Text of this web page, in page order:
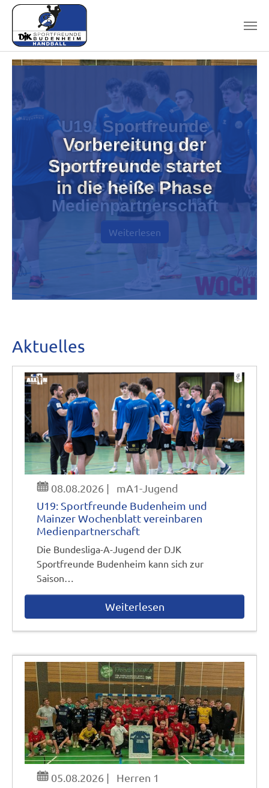
Skip to main content
Vorbereitung der
Sportfreunde startet
in die heiße Phase
Aktuelles
08.08.2026 |
mA1-Jugend
U19: Sportfreunde Budenheim und
Mainzer Wochenblatt vereinbaren
Medienpartnerschaft
Die Bundesliga-A-Jugend der DJK
Sportfreunde Budenheim kann sich zur
Saison…
Weiterlesen
05.08.2026 |
Herren 1